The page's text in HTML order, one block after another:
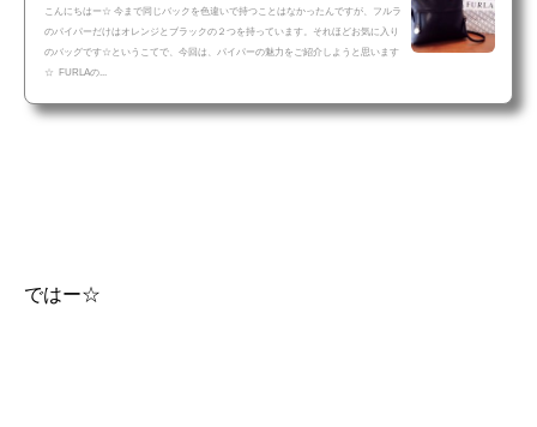
こんにちはー☆ 今まで同じバックを色違いで持つことはなかったんですが、フルラ
のパイパーだけはオレンジとブラックの２つを持っています。それほどお気に入り
のバッグです☆というこてで、今回は、パイパーの魅力をご紹介しようと思います
☆ FURLAの...
ではー☆